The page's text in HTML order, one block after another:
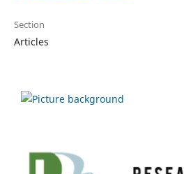
Section
Articles